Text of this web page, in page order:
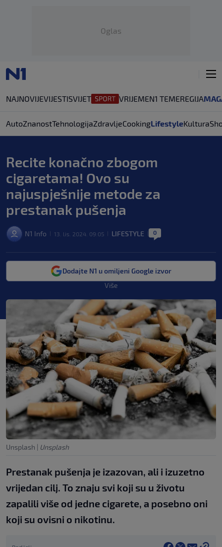
Oglas
NAJNOVIJEVIJESTISVIJET VRIJEMEN1 TEMEREGIJA
AutoZnanostTehnologijaZdravljeCookingLifestyleKultura
Recite konačno zbogom
cigaretama! Ovo su
najuspješnije metode za
prestanak pušenja
N1 Info 13. lis. 2024. 09:05 LIFESTYLE 0
Dodajte N1 u omiljeni Google izvor
Više
Unsplash | Unsplash
Prestanak pušenja je izazovan, ali i izuzetno
vrijedan cilj. To znaju svi koji su u životu
zapalili više od jedne cigarete, a posebno oni
koji su ovisni o nikotinu.